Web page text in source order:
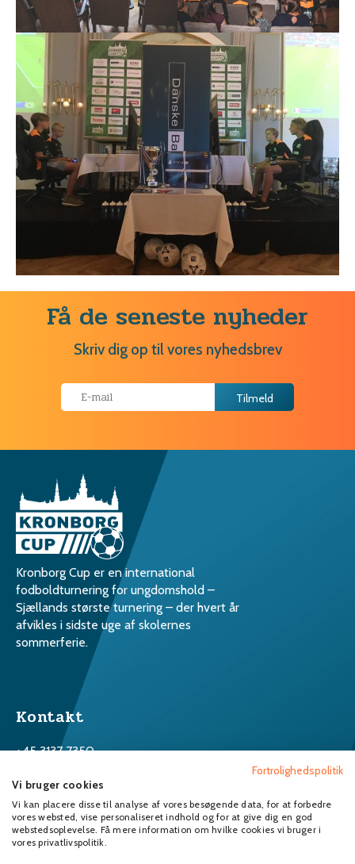
Få de seneste nyheder
Skriv dig op til vores nyhedsbrev
Kronborg Cup er en international
fodboldturnering for ungdomshold –
Sjællands største turnering – der hvert år
afvikles i sidste uge af skolernes
sommerferie.
Kontakt
+45 3137 7350
Info@kronborgcup.dk
Følg Kronborg Cup
Skriv dig op til vores nyhedsbrev
Tilmeld dig vores nyhedsbrev og få de
Fortrolighedspolitik
Vi bruger cookies
Vi kan placere disse til analyse af vores besøgende data, for at forbedre
vores websted, vise personaliseret indhold og for at give dig en god
webstedsoplevelse. Få mere information om hvilke cookies vi bruger i
vores privatlivspolitik.